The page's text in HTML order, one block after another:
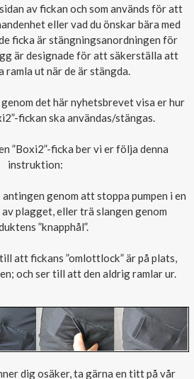
av fickan och som används för att
eller vad du önskar bära med
ficka är stängningsanordningen för
är designade för att säkerställa att
ramla ut när de är stängda.
det här nyhetsbrevet visa er hur
fickan ska användas/stängas.
”Boxi2”-ficka ber vi er följa denna
instruktion:
antingen genom att stoppa pumpen i en
plagget, eller trä slangen genom
”knapphål”.
att fickans ”omlottlock” är på plats,
och ser till att den aldrig ramlar ur.
dig osäker, ta gärna en titt på vår